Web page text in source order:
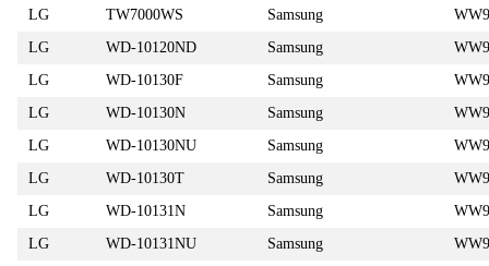
LG
TW7000WS Samsung
LG
WD-10120ND Samsung
LG
WD-10130F Samsung
LG
WD-10130N Samsung
LG
WD-10130NU Samsung
LG
WD-10130T Samsung
LG
WD-10131N Samsung
LG
WD-10131NU Samsung